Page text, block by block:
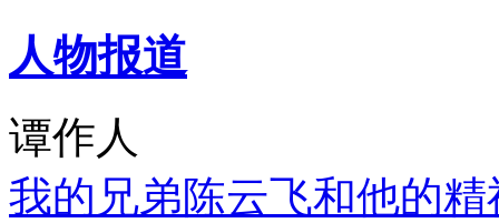
人物报道
谭作人
我的兄弟陈云飞和他的